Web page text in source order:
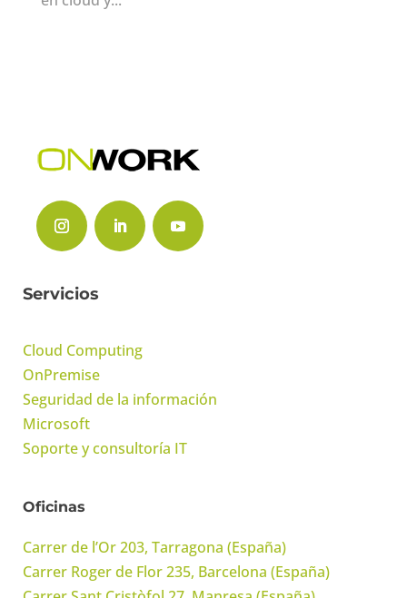
Servicios
Cloud Computing
OnPremise
Seguridad de la información
Microsoft
Soporte y consultoría IT
Oficinas
Carrer de l’Or 203, Tarragona (España)
Carrer Roger de Flor 235, Barcelona (España)